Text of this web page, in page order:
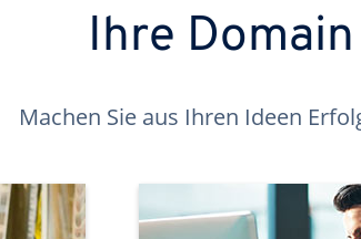
Ihre
Machen Sie aus Ihren Ideen